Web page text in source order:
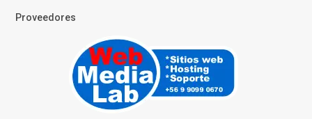
Proveedores